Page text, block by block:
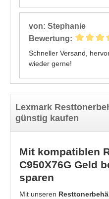
von: Stephanie
Bewertung:
Schneller Versand,
wieder gerne!
Lexmark
günstig kaufen
Mit kompatiblen
C950X76G Geld
sparen
Mit unseren